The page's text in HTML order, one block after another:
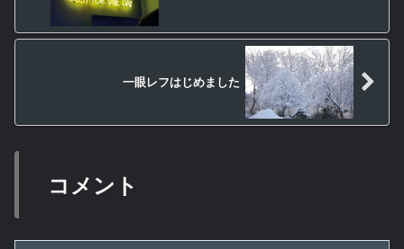
一眼レフはじめました
コメント